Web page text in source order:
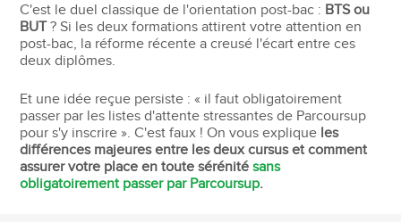
C'est le duel classique de l'orientation post-bac : BTS ou
BUT? Si les deux formations attirent votre attention en
post-bac, la réforme récente a creusé l'écart entre ces
deux diplômes.
Et une idée reçue persiste : « il faut obligatoirement
passer par les listes d'attente stressantes de Parcoursup
pour s'y inscrire ». C'est faux ! On vous explique les
différences majeures entre les deux cursus et comment
assurer votre place en toute sérénitésans
obligatoirement passer par Parcoursup.